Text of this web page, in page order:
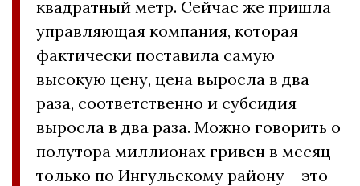
квадратный метр. Сейчас же пришла
управляющая компания, которая
фактически поставила самую
высокую цену, цена выросла в два
раза, соответственно и субсидия
выросла в два раза. Можно говорить о
полутора миллионах гривен в месяц
только по Ингульскому району – это